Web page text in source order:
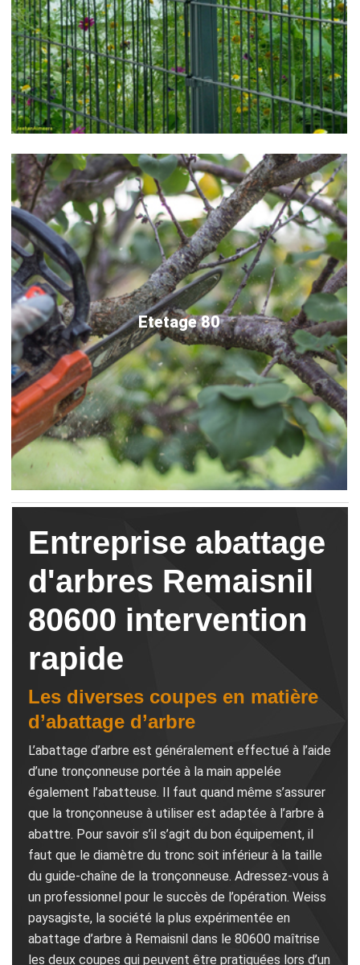
Etetage 80
Entreprise abattage
d'arbres Remaisnil
80600 intervention
rapide
Les diverses coupes en matière
d’abattage d’arbre
L’abattage d’arbre est généralement effectué à l’aide
d’une tronçonneuse portée à la main appelée
également l’abatteuse. Il faut quand même s’assurer
que la tronçonneuse à utiliser est adaptée à l’arbre à
abattre. Pour savoir s’il s’agit du bon équipement, il
faut que le diamètre du tronc soit inférieur à la taille
du guide-chaîne de la tronçonneuse. Adressez-vous à
un professionnel pour le succès de l’opération. Weiss
paysagiste, la société la plus expérimentée en
abattage d’arbre à Remaisnil dans le 80600 maîtrise
les deux coupes qui peuvent être pratiquées lors d’un